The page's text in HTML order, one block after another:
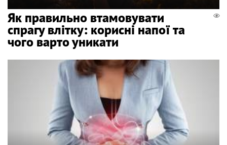
Як правильно втамовувати
спрагу влітку: корисні напої та
чого варто уникати